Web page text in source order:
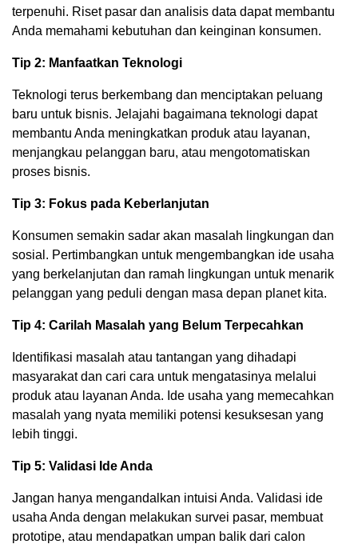
terpenuhi. Riset pasar dan analisis data dapat membantu
Anda memahami kebutuhan dan keinginan konsumen.
Tip 2: Manfaatkan Teknologi
Teknologi terus berkembang dan menciptakan peluang
baru untuk bisnis. Jelajahi bagaimana teknologi dapat
membantu Anda meningkatkan produk atau layanan,
menjangkau pelanggan baru, atau mengotomatiskan
proses bisnis.
Tip 3: Fokus pada Keberlanjutan
Konsumen semakin sadar akan masalah lingkungan dan
sosial. Pertimbangkan untuk mengembangkan ide usaha
yang berkelanjutan dan ramah lingkungan untuk menarik
pelanggan yang peduli dengan masa depan planet kita.
Tip 4: Carilah Masalah yang Belum Terpecahkan
Identifikasi masalah atau tantangan yang dihadapi
masyarakat dan cari cara untuk mengatasinya melalui
produk atau layanan Anda. Ide usaha yang memecahkan
masalah yang nyata memiliki potensi kesuksesan yang
lebih tinggi.
Tip 5: Validasi Ide Anda
Jangan hanya mengandalkan intuisi Anda. Validasi ide
usaha Anda dengan melakukan survei pasar, membuat
prototipe, atau mendapatkan umpan balik dari calon